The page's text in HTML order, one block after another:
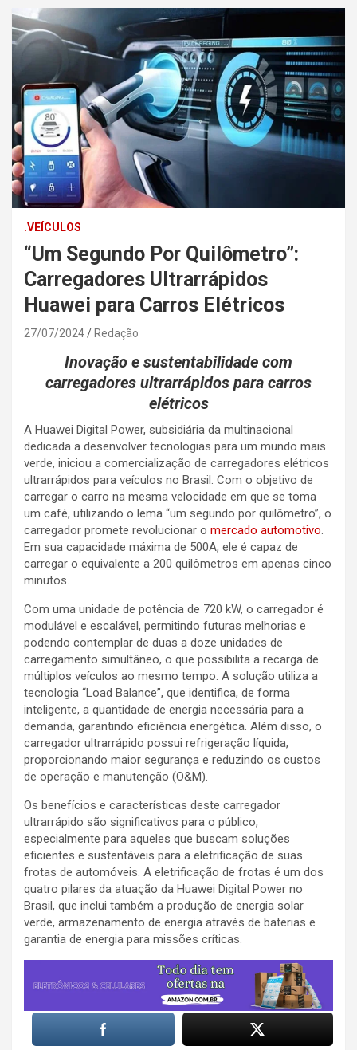
.VEÍCULOS
“Um Segundo Por Quilômetro”:
Carregadores Ultrarrápidos
Huawei para Carros Elétricos
27/07/2024 Redação
Inovação e sustentabilidade com
carregadores ultrarrápidos para carros
elétricos
A Huawei Digital Power, subsidiária da multinacional
dedicada a desenvolver tecnologias para um mundo mais
verde, iniciou a comercialização de carregadores elétricos
ultrarrápidos para veículos no Brasil. Com o objetivo de
carregar o carro na mesma velocidade em que se toma
um café, utilizando o lema “um segundo por quilômetro”, o
carregador promete revolucionar o mercado automotivo.
Em sua capacidade máxima de 500A, ele é capaz de
carregar o equivalente a 200 quilômetros em apenas cinco
minutos.
Com uma unidade de potência de 720 kW, o carregador é
modulável e escalável, permitindo futuras melhorias e
podendo contemplar de duas a doze unidades de
carregamento simultâneo, o que possibilita a recarga de
múltiplos veículos ao mesmo tempo. A solução utiliza a
tecnologia “Load Balance”, que identifica, de forma
inteligente, a quantidade de energia necessária para a
demanda, garantindo eficiência energética. Além disso, o
carregador ultrarrápido possui refrigeração líquida,
proporcionando maior segurança e reduzindo os custos
de operação e manutenção (O&M).
Os benefícios e características deste carregador
ultrarrápido são significativos para o público,
especialmente para aqueles que buscam soluções
eficientes e sustentáveis para a eletrificação de suas
frotas de automóveis. A eletrificação de frotas é um dos
quatro pilares da atuação da Huawei Digital Power no
Brasil, que inclui também a produção de energia solar
verde, armazenamento de energia através de baterias e
garantia de energia para missões críticas.